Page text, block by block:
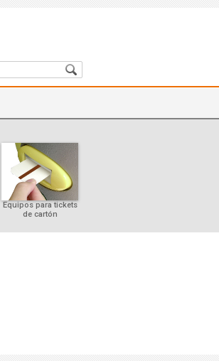
Equipos para tickets
de cartón